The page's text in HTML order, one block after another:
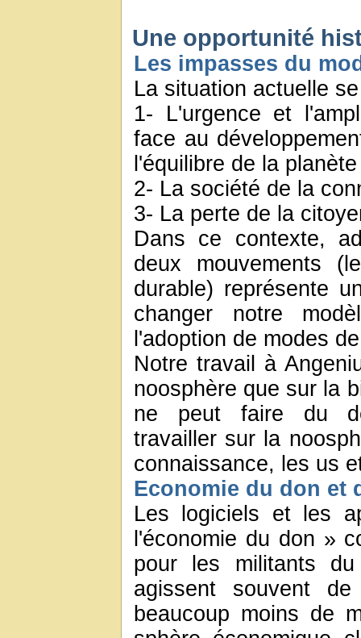
Une opportunité
Les impasses du
La situation actuelle
1- L'urgence et
face au
l'équilibre de la planète
2- La société de la
3- La perte de la
Dans ce contexte,
deux mouvements
durable) représente
changer notre
l'adoption de modes
Notre travail à
noosphère que sur la
ne peut faire du
travailler sur la
connaissance, les us
Economie du don et
Les logiciels et les
l'économie du don »
pour les militants du
agissent souvent
beaucoup moins de